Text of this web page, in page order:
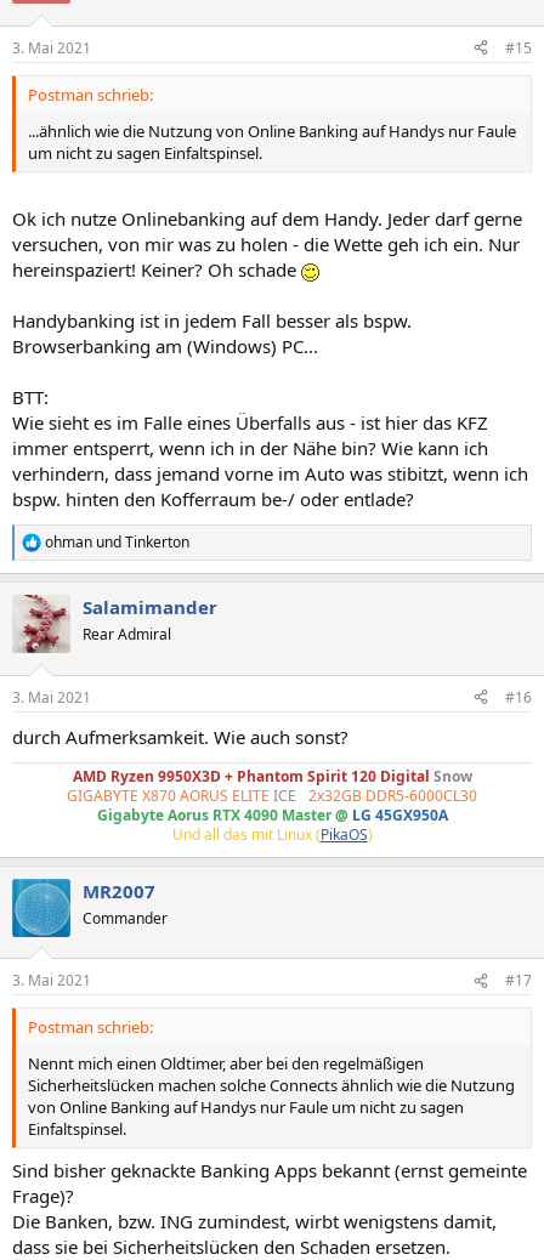
e
n
3. Mai 2021 #15
Postman schrieb:
...ähnlich wie die Nutzung von Online Banking auf Handys nur Faule
um nicht zu sagen Einfaltspinsel.
Ok ich nutze Onlinebanking auf dem Handy. Jeder darf gerne
versuchen, von mir was zu holen - die Wette geh ich ein. Nur
hereinspaziert! Keiner? Oh schade
Handybanking ist in jedem Fall besser als bspw.
Browserbanking am (Windows) PC...
BTT:
Wie sieht es im Falle eines Überfalls aus - ist hier das KFZ
immer entsperrt, wenn ich in der Nähe bin? Wie kann ich
verhindern, dass jemand vorne im Auto was stibitzt, wenn ich
bspw. hinten den Kofferraum be-/ oder entlade?
R
e
k
t
i
e
:
ohman undTinkerton
Salamimander
Rear Admiral
3. Mai 2021 #16
durch Aufmerksamkeit. Wie auch sonst?
AMD Ryzen 9950X3D + Phantom Spirit 120 Digital Snow
GIGABYTE X870 AORUS ELITE ICE
2x32GB DDR5-6000CL30
Gigabyte Aorus RTX 4090 Master @ LG 45GX950A
Und all das mit Linux (PikaOS)
MR2007
Commander
3. Mai 2021 #17
Postman schrieb:
Nennt mich einen Oldtimer, aber bei den regelmäßigen
Sicherheitslücken machen solche Connects ähnlich wie die Nutzung
von Online Banking auf Handys nur Faule um nicht zu sagen
Einfaltspinsel.
Sind bisher geknackte Banking Apps bekannt (ernst gemeinte
Frage)?
Die Banken, bzw. ING zumindest, wirbt wenigstens damit,
dass sie bei Sicherheitslücken den Schaden ersetzen.